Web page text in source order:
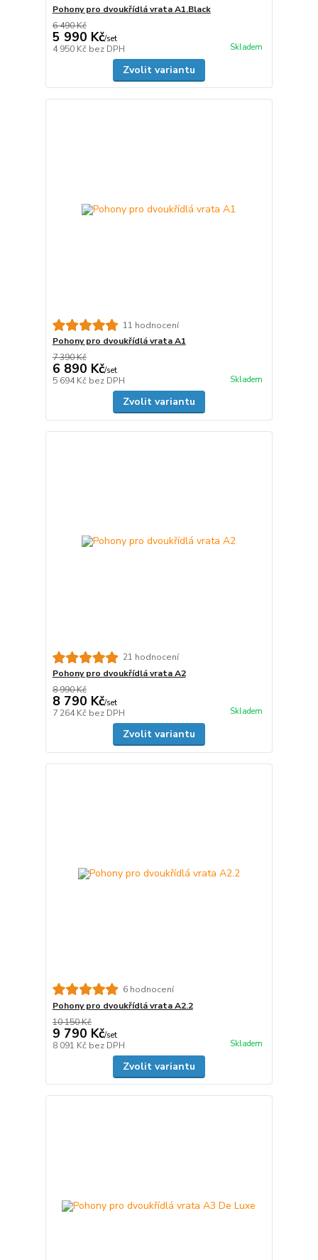
Pohony pro dvoukřídlá vrata A1.Black
6 490 Kč
5 990 Kč/set
4 950 Kč bez DPH Skladem
Zvolit variantu
11 hodnocení
Pohony pro dvoukřídlá vrata A1
7 390 Kč
6 890 Kč/set
5 694 Kč bez DPH Skladem
Zvolit variantu
21 hodnocení
Pohony pro dvoukřídlá vrata A2
8 990 Kč
8 790 Kč/set
7 264 Kč bez DPH Skladem
Zvolit variantu
6 hodnocení
Pohony pro dvoukřídlá vrata A2.2
10 150 Kč
9 790 Kč/set
8 091 Kč bez DPH Skladem
Zvolit variantu